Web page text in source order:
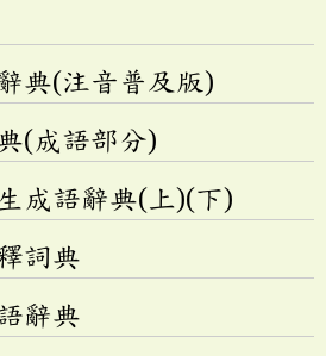
典(注音普及版)
(成語部分)
成語辭典(上)(下)
詞典
辭典